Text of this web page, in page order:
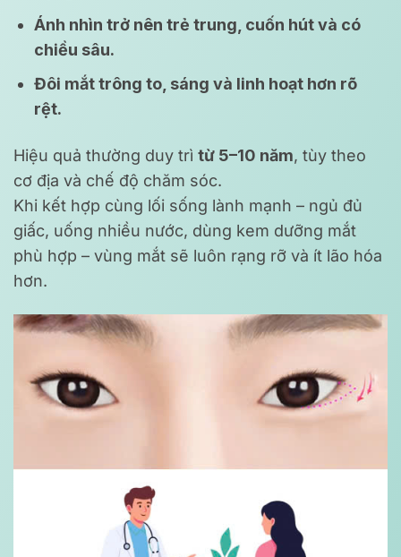
Ánh nhìn trở nên trẻ trung, cuốn hút và có
chiều sâu.
Đôi mắt trông to, sáng và linh hoạt hơn rõ
rệt.
Hiệu quả thường duy trì từ 5–10 năm, tùy theo
cơ địa và chế độ chăm sóc.
Khi kết hợp cùng lối sống lành mạnh – ngủ đủ
giấc, uống nhiều nước, dùng kem dưỡng mắt
phù hợp – vùng mắt sẽ luôn rạng rỡ và ít lão hóa
hơn.